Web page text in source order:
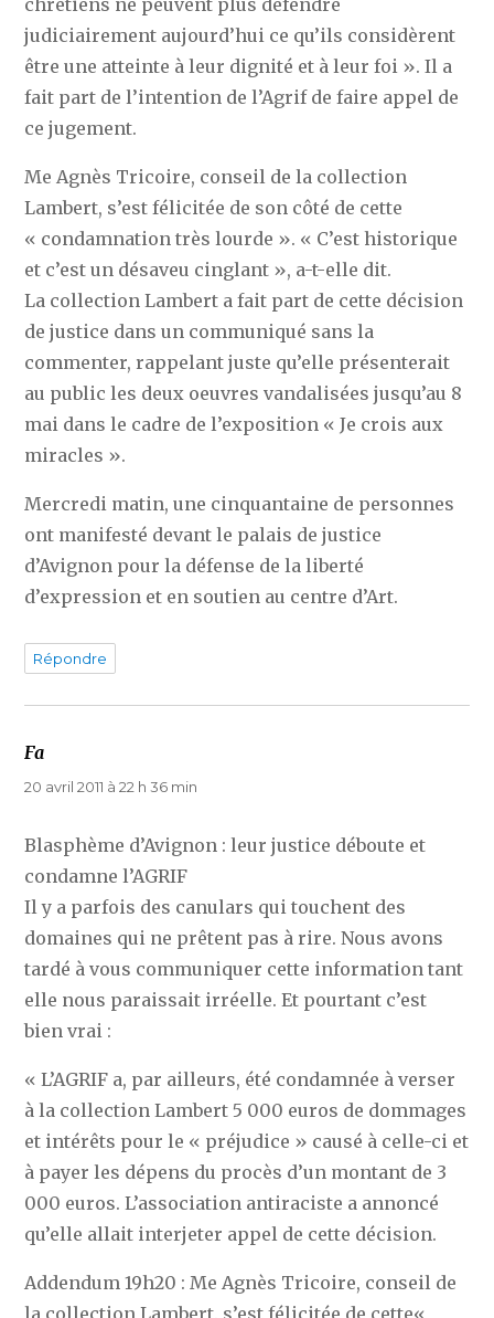
judiciairement aujourd’hui ce qu’ils considèrent
être une atteinte à leur dignité et à leur foi ». Il a
fait part de l’intention de l’Agrif de faire appel de
ce jugement.
Me Agnès Tricoire, conseil de la collection
Lambert, s’est félicitée de son côté de cette
« condamnation très lourde ». « C’est historique
et c’est un désaveu cinglant », a-t-elle dit.
La collection Lambert a fait part de cette décision
de justice dans un communiqué sans la
commenter, rappelant juste qu’elle présenterait
au public les deux oeuvres vandalisées jusqu’au 8
mai dans le cadre de l’exposition « Je crois aux
miracles ».
Mercredi matin, une cinquantaine de personnes
ont manifesté devant le palais de justice
d’Avignon pour la défense de la liberté
d’expression et en soutien au centre d’Art.
Répondre
Fa
20 avril 2011 à 22 h 36 min
Blasphème d’Avignon : leur justice déboute et
condamne l’AGRIF
Il y a parfois des canulars qui touchent des
domaines qui ne prêtent pas à rire. Nous avons
tardé à vous communiquer cette information tant
elle nous paraissait irréelle. Et pourtant c’est
bien vrai :
« L’AGRIF a, par ailleurs, été condamnée à verser
à la collection Lambert 5 000 euros de dommages
et intérêts pour le « préjudice » causé à celle-ci et
à payer les dépens du procès d’un montant de 3
000 euros. L’association antiraciste a annoncé
qu’elle allait interjeter appel de cette décision.
Addendum 19h20 : Me Agnès Tricoire, conseil de
la collection Lambert, s’est félicitée de cette«